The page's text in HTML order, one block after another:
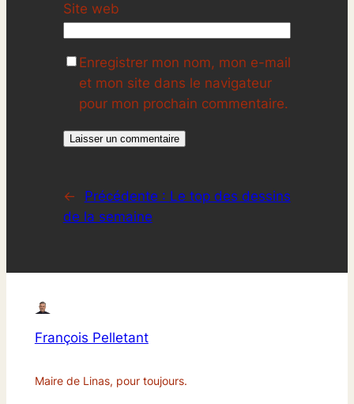
Site web
Enregistrer mon nom, mon e-mail
et mon site dans le navigateur
pour mon prochain commentaire.
← Précédente : Le top des dessins
de la semaine
François Pelletant
Maire de Linas, pour toujours.